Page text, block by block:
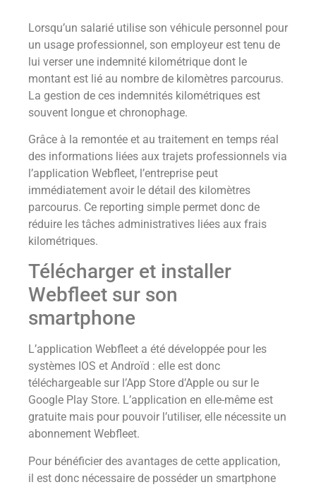
Lorsqu’un salarié utilise son véhicule personnel pour
un usage professionnel, son employeur est tenu de
lui verser une indemnité kilométrique dont le
montant est lié au nombre de kilomètres parcourus.
La gestion de ces indemnités kilométriques est
souvent longue et chronophage.
Grâce à la remontée et au traitement en temps réal
des informations liées aux trajets professionnels via
l’application Webfleet, l’entreprise peut
immédiatement avoir le détail des kilomètres
parcourus. Ce reporting simple permet donc de
réduire les tâches administratives liées aux frais
kilométriques.
Télécharger et installer
Webfleet sur son
smartphone
L’application Webfleet a été développée pour les
systèmes IOS et Androïd : elle est donc
téléchargeable sur l’App Store d’Apple ou sur le
Google Play Store. L’application en elle-même est
gratuite mais pour pouvoir l’utiliser, elle nécessite un
abonnement Webfleet.
Pour bénéficier des avantages de cette application,
il est donc nécessaire de posséder un smartphone